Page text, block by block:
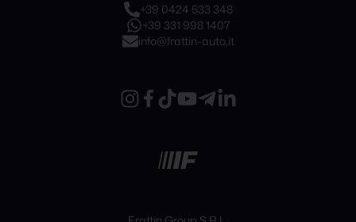
+39 0424 533 348
+39 331 998 1407
info@frattin-auto.it